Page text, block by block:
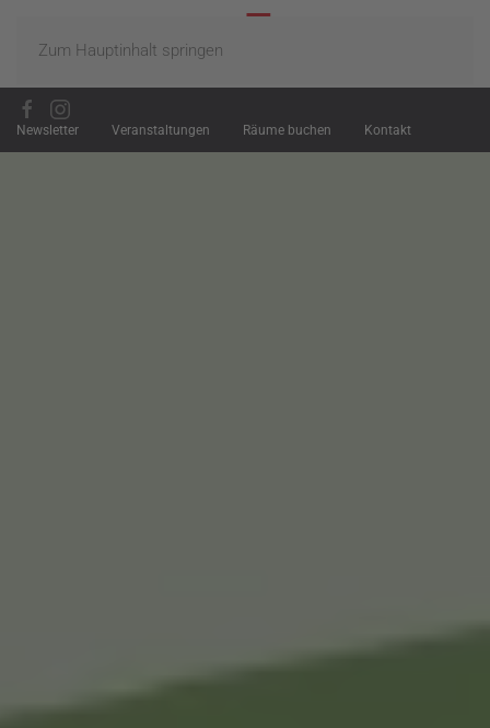
Zum Hauptinhalt springen
Newsletter Veranstaltungen Räume buchen Kontakt